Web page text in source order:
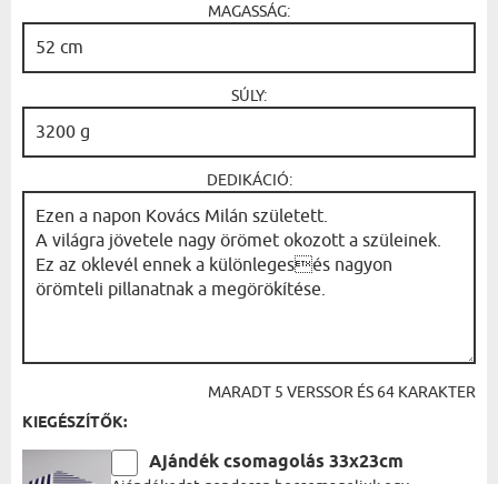
MAGASSÁG:
SÚLY:
DEDIKÁCIÓ:
MARADT 5 VERSSOR ÉS 64 KARAKTER
KIEGÉSZÍTŐK:
Ajándék csomagolás 33x23cm